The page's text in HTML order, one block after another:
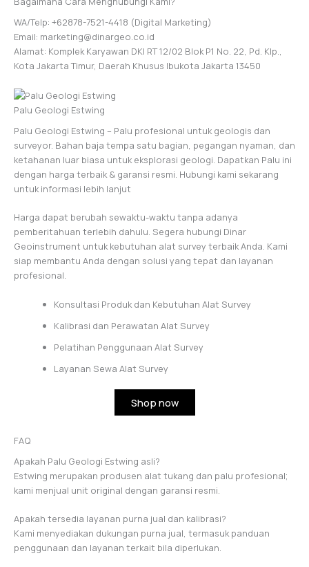
WA/Telp: +62878-7521-4418 (Digital Marketing)
Email: marketing@dinargeo.co.id
Alamat: Komplek Karyawan DKI RT 12/02 Blok P1 No. 22, Pd. Klp.,
Kota Jakarta Timur, Daerah Khusus Ibukota Jakarta 13450
Palu Geologi Estwing
Palu Geologi Estwing – Palu profesional untuk geologis dan
surveyor. Bahan baja tempa satu bagian, pegangan nyaman, dan
ketahanan luar biasa untuk eksplorasi geologi. Dapatkan Palu ini
dengan harga terbaik & garansi resmi. Hubungi kami sekarang
untuk informasi lebih lanjut
Harga dapat berubah sewaktu-waktu tanpa adanya
pemberitahuan terlebih dahulu. Segera hubungi Dinar
Geoinstrument untuk kebutuhan alat survey terbaik Anda. Kami
siap membantu Anda dengan solusi yang tepat dan layanan
profesional.
Konsultasi Produk dan Kebutuhan Alat Survey
Kalibrasi dan Perawatan Alat Survey
Pelatihan Penggunaan Alat Survey
Layanan Sewa Alat Survey
Shop now
FAQ
Apakah Palu Geologi Estwing asli?
Estwing merupakan produsen alat tukang dan palu profesional;
kami menjual unit original dengan garansi resmi.
Apakah tersedia layanan purna jual dan kalibrasi?
Kami menyediakan dukungan purna jual, termasuk panduan
penggunaan dan layanan terkait bila diperlukan.